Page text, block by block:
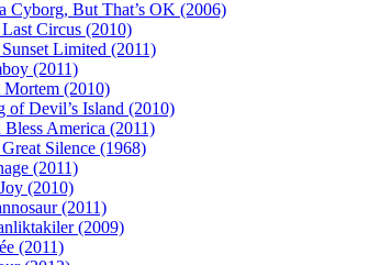
Cyborg, But That’s OK (2006)
Circus (2010)
Limited (2011)
(2011)
Mortem (2010)
of Devil’s Island (2010)
Bless America (2011)
Silence (1968)
(2011)
(2010)
(2011)
(2009)
(2011)